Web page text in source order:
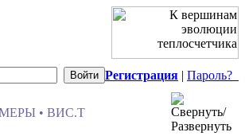
Регистрация | Пароль?
• ВИС.Т